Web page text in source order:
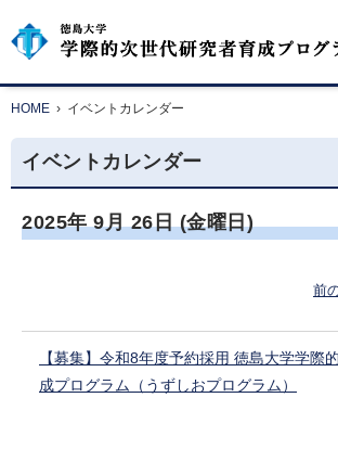
HOME › イベントカレンダー
イベントカレンダー
2025年 9月 26日 (金曜日)
前
【募集】令和8年度予約採用 徳島大学学際
成プログラム（うずしおプログラム）